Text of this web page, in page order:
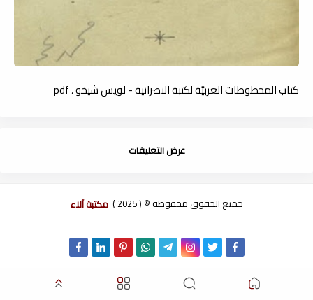
كتاب المخطوطات العربيَّة لكتبة النصرانية - لويس شيخو ، pdf
عرض التعليقات
جميع الحقوق محفوظة © ( 2025 ) مكتبة آلاء